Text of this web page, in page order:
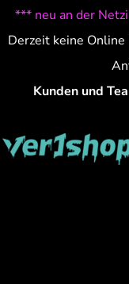
*** neu an der
Derzeit keine
Kunden und